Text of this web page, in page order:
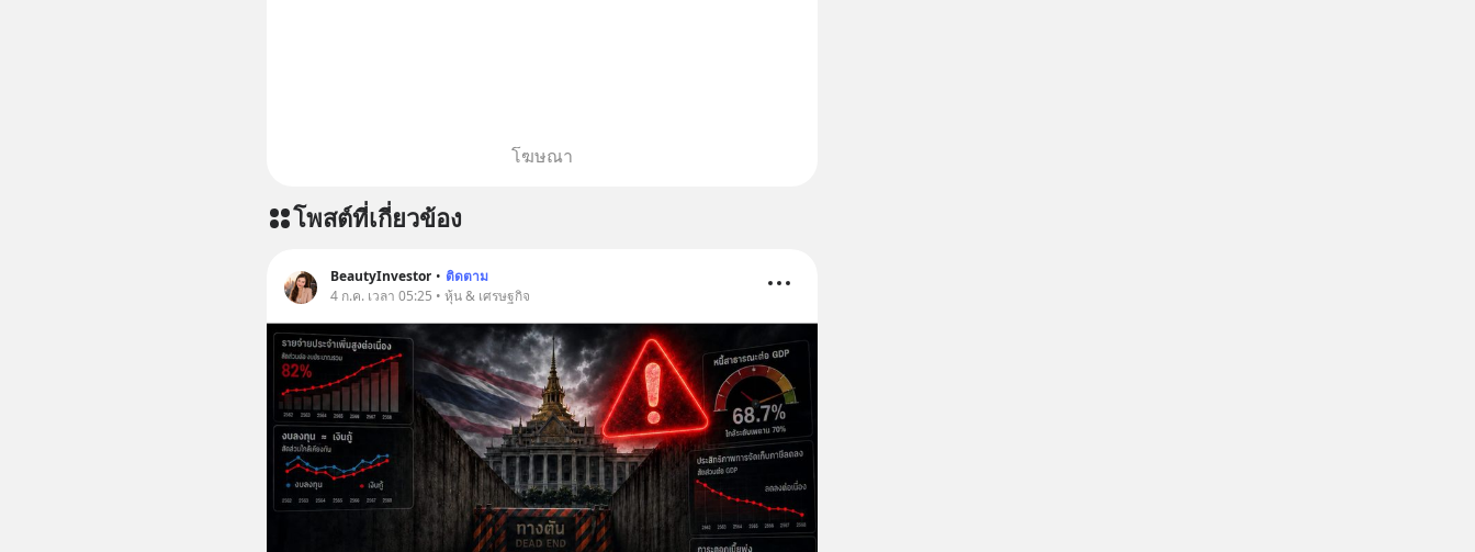
โฆษณา
โพสต์ที่เกี่ยวข้อง
BeautyInvestor • ติดตาม
4 ก.ค. เวลา 05:25 • หุ้น & เศรษฐกิจ